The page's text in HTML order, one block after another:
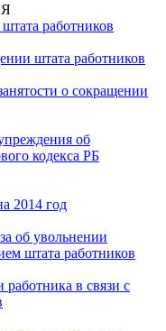
работников
штата работников
о сокращении
об
кодекса РБ
2014 год
об увольнении
штата работников
в связи с